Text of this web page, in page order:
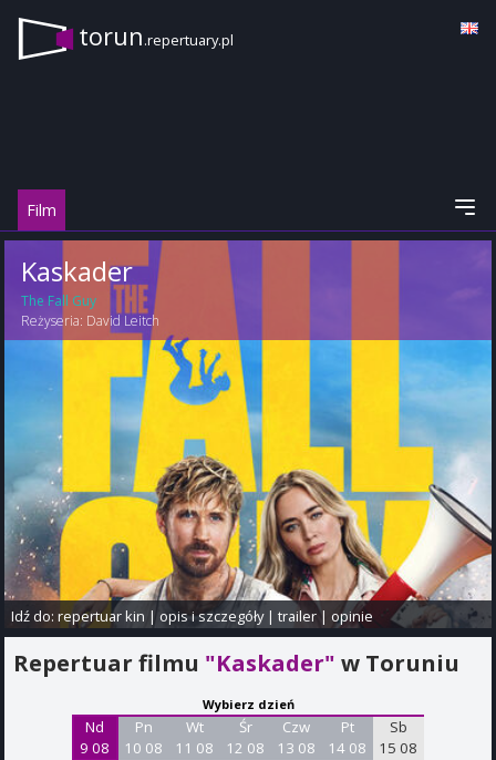
torun.repertuary.pl
Film
Kaskader
The Fall Guy
Reżyseria: David Leitch
Idź do:repertuar kin |opis i szczegóły|trailer|opinie
Repertuar filmu "Kaskader" w Toruniu
Wybierz dzień
Nd
9 08
Pn
10 08
Wt
11 08
Śr
12 08
Czw
13 08
Pt
14 08
Sb
15 08